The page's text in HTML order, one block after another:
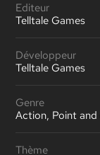
Editeur
Telltale Games
Développeur
Telltale Games
Genre
Action, Point and
Thème